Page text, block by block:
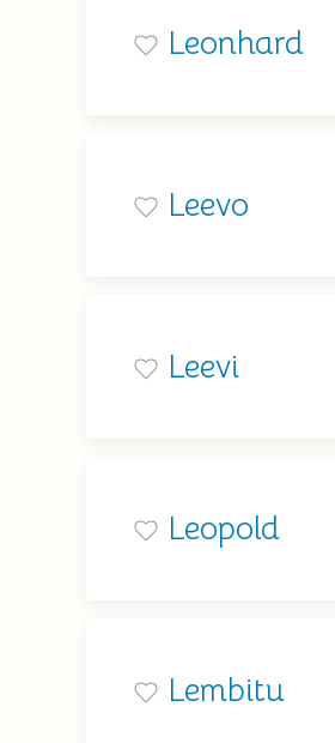
Leonhard
Leevo
Leevi
Leopold
Lembitu